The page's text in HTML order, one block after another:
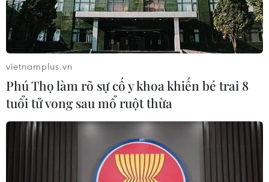
TIN CÙNG CHUYÊN MỤC
Đà Nẵng: Hỗ trợ 700 triệu đồng cho
đồng bào nghèo xã Hùng Sơn
vietnamplus.vn
Phú Thọ làm rõ sự cố y khoa khiến bé trai 8
tuổi tử vong sau mổ ruột thừa